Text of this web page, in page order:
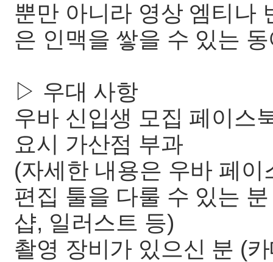
뿐만 아니라 영상 엠티나
은 인맥을 쌓을 수 있는
▷ 우대 사항
우바 신입생 모집 페이스
요시 가산점 부과
(자세한 내용은 우바 페
편집 툴을 다룰 수 있는
샵, 일러스트 등)
촬영 장비가 있으신 분 (